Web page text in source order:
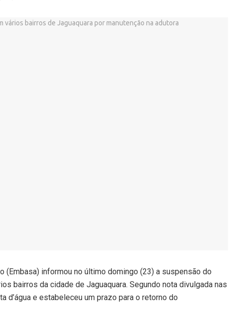
(Embasa) informou no último domingo (23) a suspensão do
bairros da cidade de Jaguaquara. Segundo nota divulgada nas
d’água e estabeleceu um prazo para o retorno do